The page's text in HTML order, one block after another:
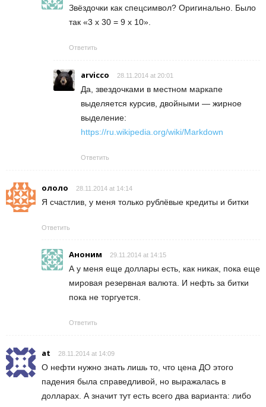
Звёздочки как спецсимвол? Оригинально. Было
так «3 x 30 = 9 x 10».
Ответить
arvicco 28.11.2014 at 20:01
Да, звездочками в местном маркапе
выделяется курсив, двойными — жирное
выделение:
https://ru.wikipedia.org/wiki/Markdown
Ответить
ололо 28.11.2014 at 14:14
Я счастлив, у меня только рублёвые кредиты и битки
Ответить
Аноним 29.11.2014 at 14:15
А у меня еще доллары есть, как никак, пока еще
мировая резервная валюта. И нефть за битки
пока не торгуется.
Ответить
at 28.11.2014 at 14:09
О нефти нужно знать лишь то, что цена ДО этого
падения была справедливой, но выражалась в
долларах. А значит тут есть всего два варианта: либо